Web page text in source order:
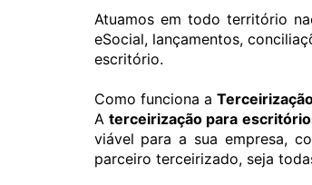
Atuamos em todo território
eSocial, lançamentos,
escritório.
Como funciona a
A terceirização para
viável para a sua empresa,
parceiro terceirizado, seja